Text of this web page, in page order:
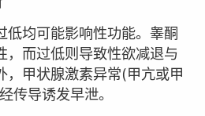
均可能影响性功能。睾酮
，而过低则导致性欲减退与
，甲状腺激素异常(甲亢或甲
传导诱发早泄。